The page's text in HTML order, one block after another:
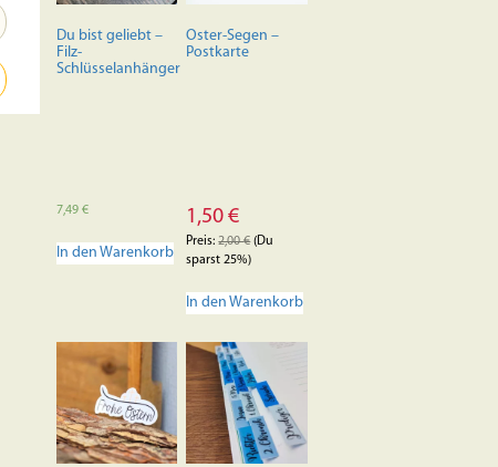
Du bist geliebt –
Filz-
Schlüsselanhänger
7,49 €
In den Warenkorb
Oster-Segen –
Postkarte
1,50€
Preis:2,00€(Du
sparst 25%)
In den Warenkorb